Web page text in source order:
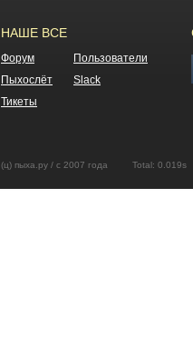
НАШЕ ВСЕ
Форум
Пользователи
Пыхослёт
Slack
Тикеты
(ц) пыха.ру / с 2007 года Total: